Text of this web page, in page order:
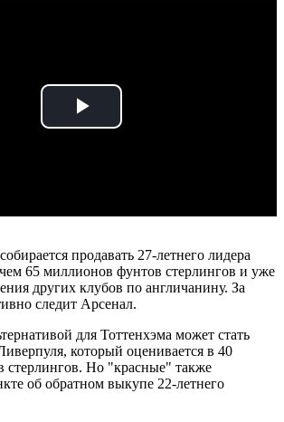
Play
продавать 27-летнего лидера
65 миллионов фунтов стерлингов и уже
других клубов по англичанину. За
следит Арсенал.
для Тоттенхэма может стать
который оценивается в 40
стерлингов. Но "красные" также
об обратном выкупе 22-летнего